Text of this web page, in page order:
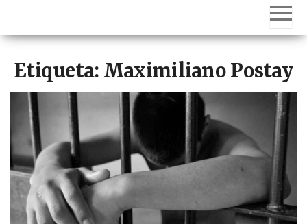
Etiqueta: Maximiliano Postay